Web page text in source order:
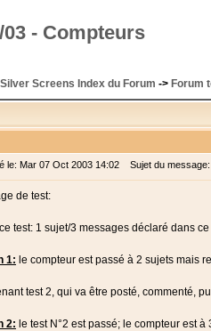
03 - Compteurs
Silver Screens Index du Forum -> Forum
le: Mar 07 Oct 2003 14:02 Sujet du
de test:
test: 1 sujet/3 messages déclaré dans
1: le compteur est passé à 2 sujets mais
test 2, qui va être posté, commenté,
2: le test N°2 est passé; le compteur est